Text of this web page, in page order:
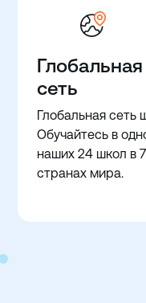
Глобальная
сеть
Глобальная сеть
Обучайтесь в
наших 24 школ в 7
странах мира.